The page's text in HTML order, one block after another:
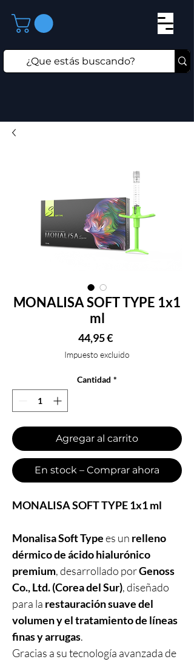
MONALISA SOFT TYPE 1x1
ml
44,95 €Precio
Impuesto excluido
Cantidad *
Agregar al carrito
En stock – Comprar ahora
MONALISA SOFT TYPE 1x1 ml
Monalisa Soft Typees un relleno
dérmico de ácido hialurónico
premium, desarrollado porGenoss
Co., Ltd. (Corea del Sur), diseñado
para la restauración suave del
volumen y el tratamiento de líneas
finas y arrugas.
Gracias a su tecnología avanzada de